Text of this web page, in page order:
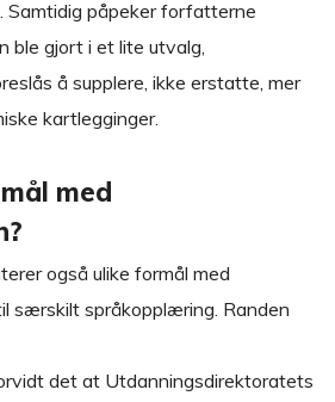
Samtidig påpeker forfatterne
ble gjort i et lite utvalg,
å supplere, ikke erstatte, mer
kartlegginger.
med
også ulike formål med
særskilt språkopplæring. Randen
det at Utdanningsdirektoratets